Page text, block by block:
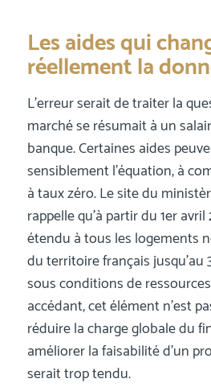
Les aides qui
réellement la
L’erreur serait de traiter la
marché se résumait à un
banque. Certaines aides
sensiblement l’équation, à
à taux zéro. Le site du
rappelle qu’à partir du 1er
étendu à tous les logements
du territoire français jusqu’au
sous conditions de
accédant, cet élément n’est
réduire la charge globale du
améliorer la faisabilité d’un
serait trop tendu.